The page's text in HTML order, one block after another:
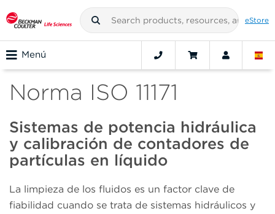
eStore
Menú
Norma ISO 11171
Sistemas de potencia hidráulica
y calibración de contadores de
partículas en líquido
La limpieza de los fluidos es un factor clave de
fiabilidad cuando se trata de sistemas hidráulicos y